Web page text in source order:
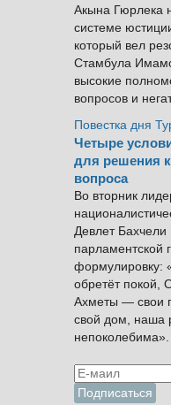
Акына Гюрлека
системе
который вел
Стамбула
высокие
вопросов и
Повестка дня
Четыре
для решения
вопроса
Во вторник
Девлет Бахчели
парламентской
формулировку:
обретёт покой,
Ахметы — свои
свой дом, наша